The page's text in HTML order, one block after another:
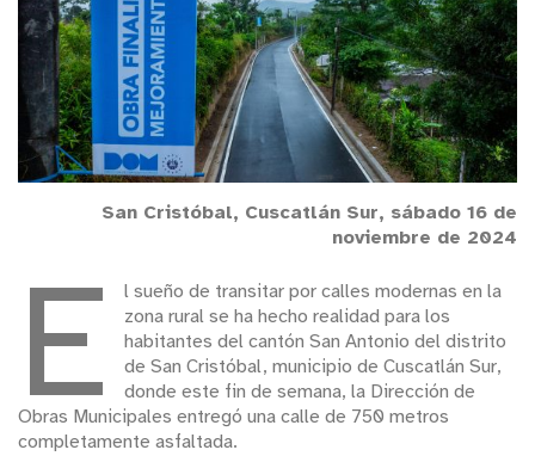
San Cristóbal, Cuscatlán Sur, sábado 16 de
noviembre de 2024
E
l sueño de transitar por calles modernas en la
zona rural se ha hecho realidad para los
habitantes del cantón San Antonio del distrito
de San Cristóbal, municipio de Cuscatlán Sur,
donde este fin de semana, la Dirección de
Obras Municipales entregó una calle de 750 metros
completamente asfaltada.